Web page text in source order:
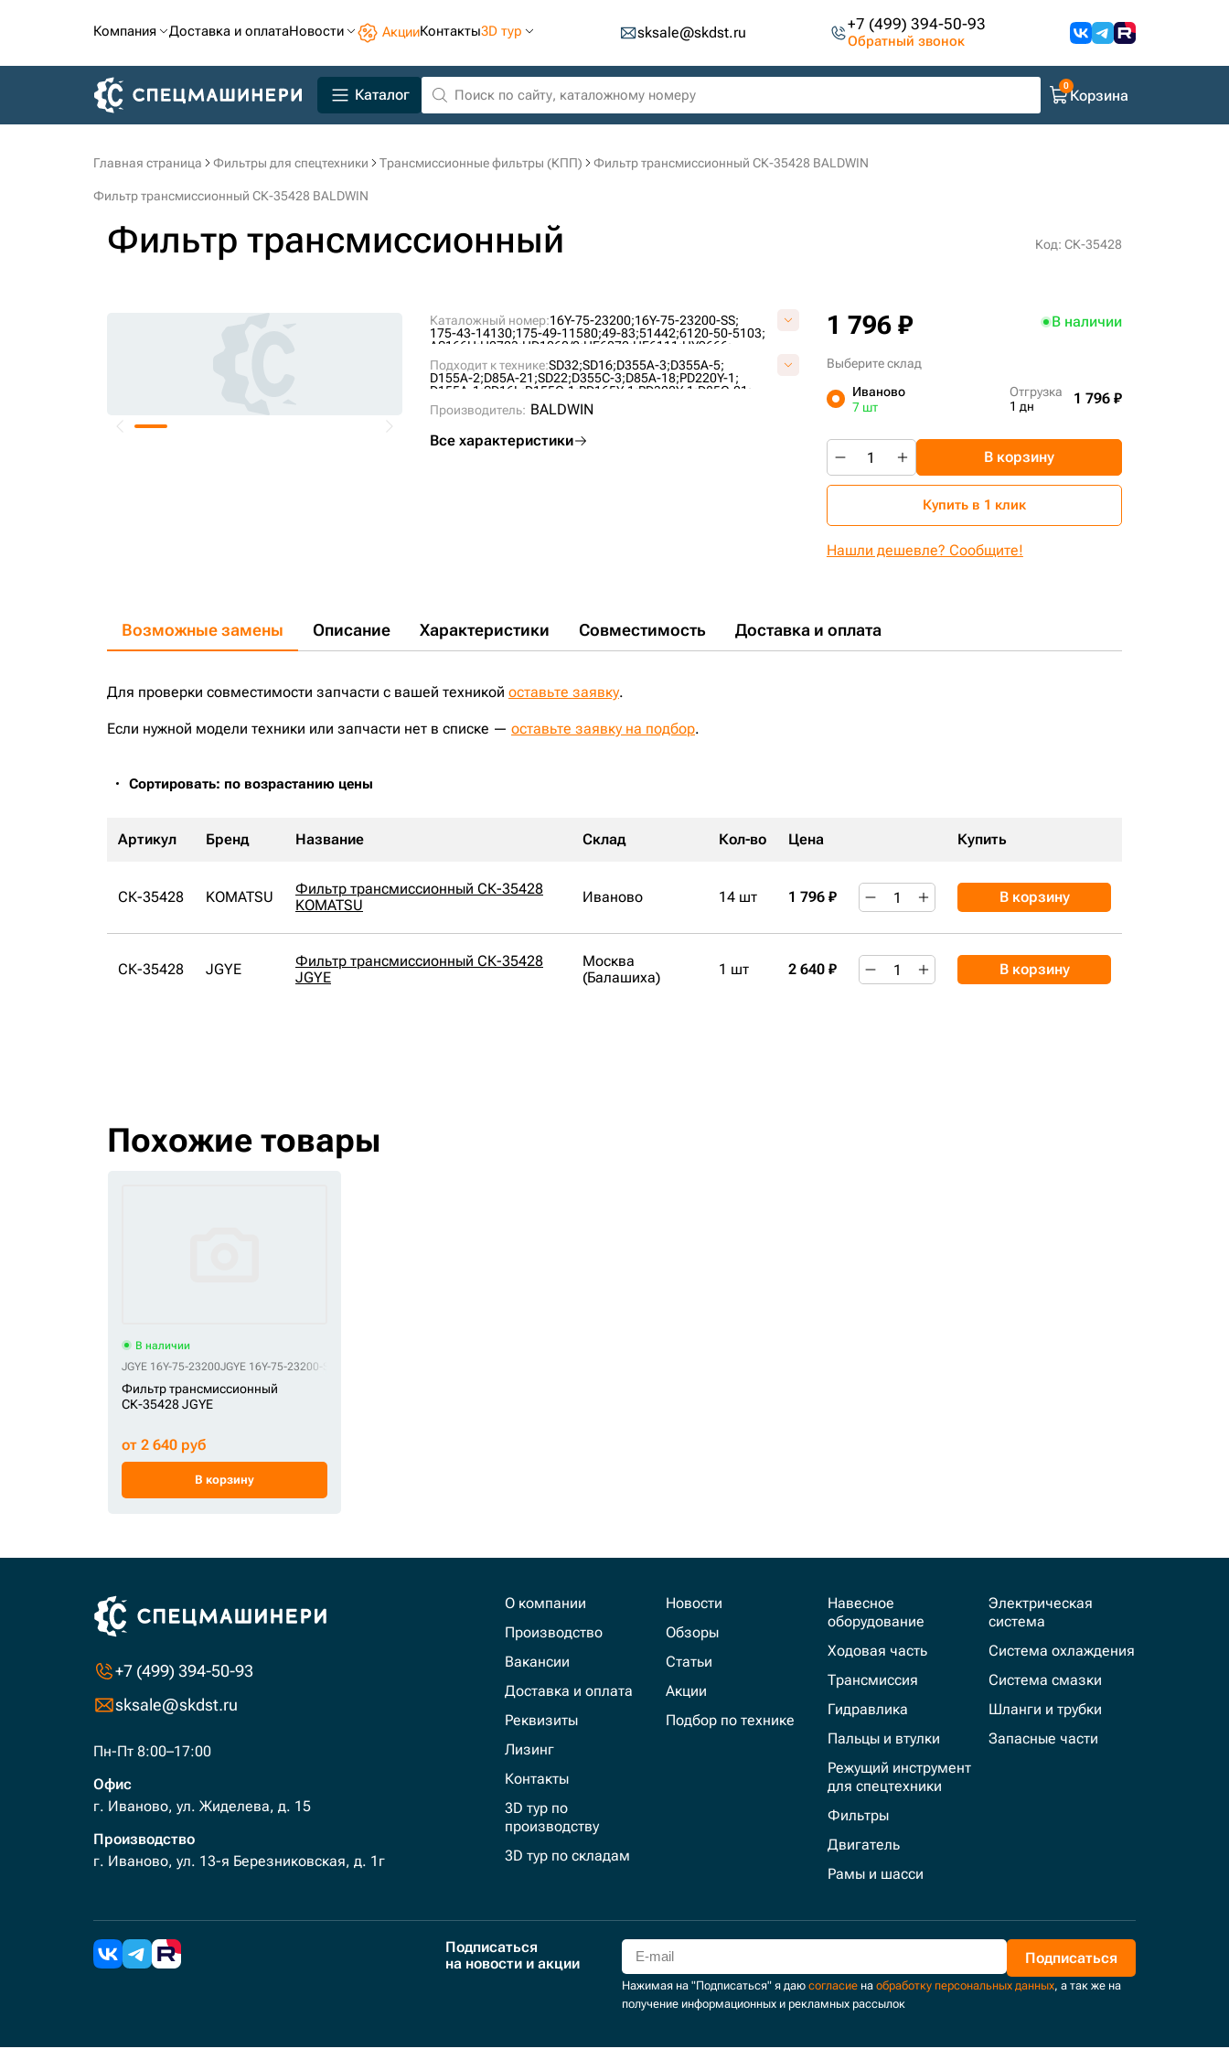
Компания Доставка и оплатаНовости АкцииКонтакты3D тур sksale@skdst.ru +7 (499) 394-50-93
Обратный звонок
Каталог Корзина
Главная страница Фильтры для спецтехники Трансмиссионные фильтры (КПП) Фильтр трансмиссионный СК-35428 BALDWIN
Фильтр трансмиссионный СК-35428 BALDWIN
Фильтр трансмиссионный Код: СК-35428
Каталожный номер:16Y-75-23200;16Y-75-23200-SS;
175-43-14130;175-49-11580;49-83;51442;6120-50-5103;
AS166H;H2703;HD1060/2;HF6072;HF6111;HY9666;
P550484;
P948;PT670; PT707-HD;PT708-HD;
SH56122;SP808;ST30808;
Подходит к технике:SD32;SD16;D355A-3;D355A-5;
D155A-2;D85A-21;SD22;D355C-3;D85A-18;PD220Y-1;
D155A-1;SD16L;D155C-1;PD165Y-1;PD320Y-1;D85C-21;
D355;
Производитель: BALDWIN
Все характеристики
1 796 ₽ В наличии
Выберите склад
Иваново
7 шт
Отгрузка
1 дн
1 796 ₽
В корзину
Купить в 1 клик
Нашли дешевле? Сообщите!
Возможные замены Описание Характеристики Совместимость Доставка и оплата
Для проверки совместимости запчасти с вашей техникой оставьте заявку.
Если нужной модели техники или запчасти нет в списке — оставьте заявку на подбор.
Сортировать: по возрастанию цены
Артикул Бренд Название Склад Кол-во Цена Купить
СК-35428 KOMATSU
Фильтр трансмиссионный СК-35428
KOMATSU
Иваново 14 шт 1 796 ₽ В корзину
СК-35428 JGYE
Фильтр трансмиссионный СК-35428
JGYE
Москва
(Балашиха)
1 шт 2 640 ₽ В корзину
Похожие товары
В наличии
JGYE 16Y-75-23200JGYE 16Y-75-23200-SS
Фильтр трансмиссионный
СК-35428 JGYE
от 2 640 руб
В корзину
+7 (499) 394-50-93
sksale@skdst.ru
Пн-Пт 8:00–17:00
Офис
г. Иваново, ул. Жиделева, д. 15
Производство
г. Иваново, ул. 13-я Березниковская, д. 1г
О компании
Производство
Вакансии
Доставка и оплата
Реквизиты
Лизинг
Контакты
3D тур по
производству
3D тур по складам
Новости
Обзоры
Статьи
Акции
Подбор по технике
Навесное
оборудование
Ходовая часть
Трансмиссия
Гидравлика
Пальцы и втулки
Режущий инструмент
для спецтехники
Фильтры
Двигатель
Рамы и шасси
Электрическая
система
Система охлаждения
Система смазки
Шланги и трубки
Запасные части
Подписаться
на новости и акции
Подписаться
Нажимая на "Подписаться" я даю согласиена обработку персональных данных, а так же на
получение информационных и рекламных рассылок